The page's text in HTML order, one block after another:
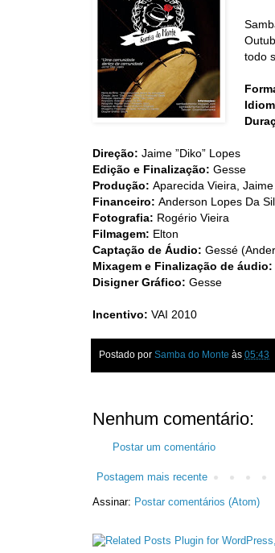
todo
Direção: Jaime ”Diko” Lopes
Edição e Finalização: Gesse
Produção: Aparecida Vieira, Jaime
Financeiro: Anderson Lopes Da
Fotografia: Rogério Vieira
Filmagem: Elton
Captação de Áudio: Gessé
Mixagem e Finalização de áudio:
Disigner Gráfico: Gesse
Incentivo: VAI 2010
Postado por Samba do Monte às 05:43
Nenhum comentário:
Postar um comentário
Postagem mais recente
Assinar: Postar comentários (Atom)